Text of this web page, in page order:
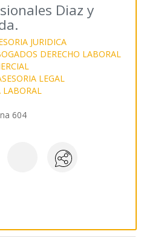
Diaz y
JURIDICA
DERECHO LABORAL
LEGAL
LABORAL
604